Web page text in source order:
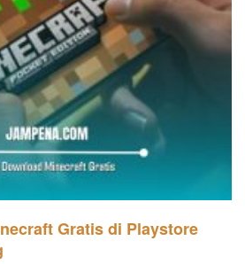
Gratis di Playstore